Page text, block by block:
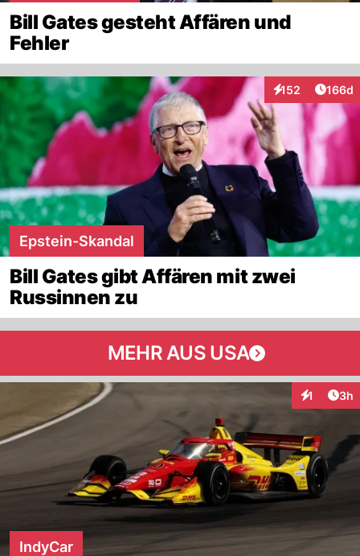
Bill Gates gesteht Affären und
Fehler
152
Interaktionen166d
Epstein-Skandal
Bill Gates gibt Affären mit zwei
Russinnen zu
MEHR AUS USA
1 3h
IndyCar